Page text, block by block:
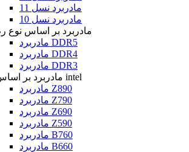
مادربرد نسل 11
مادربرد نسل 10
مادربرد بر اساس نوع
مادربرد DDR5
مادربرد DDR4
مادربرد DDR3
مادربرد بر اساس intel
مادربرد Z890
مادربرد Z790
مادربرد Z690
مادربرد Z590
مادربرد B760
مادربرد B660